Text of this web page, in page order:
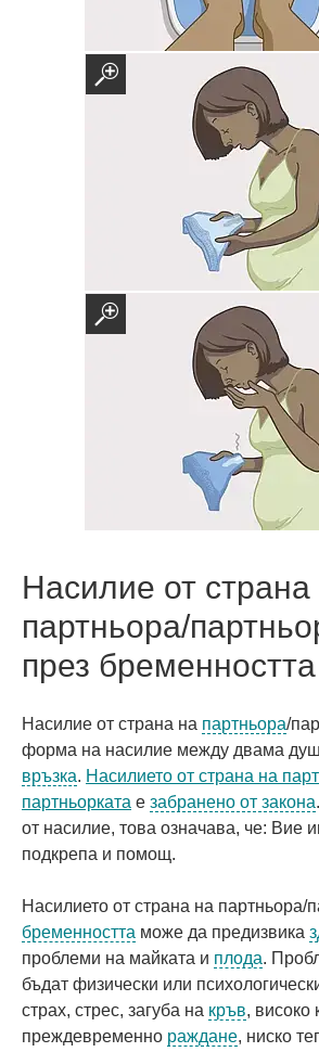
Насилие от страна
партньора/
през бременността
Насилие от страна на партньора/
форма на насилие между двама
връзка. Насилието от страна на
партньорката е забранено от закона.
от насилие, това означава, че: Вие
подкрепа и помощ.
Насилието от страна на партньора/
бременността може да предизвика
проблеми на майката и плода.
бъдат физически или
страх, стрес, загуба на кръв, високо
преждевременно раждане, ниско